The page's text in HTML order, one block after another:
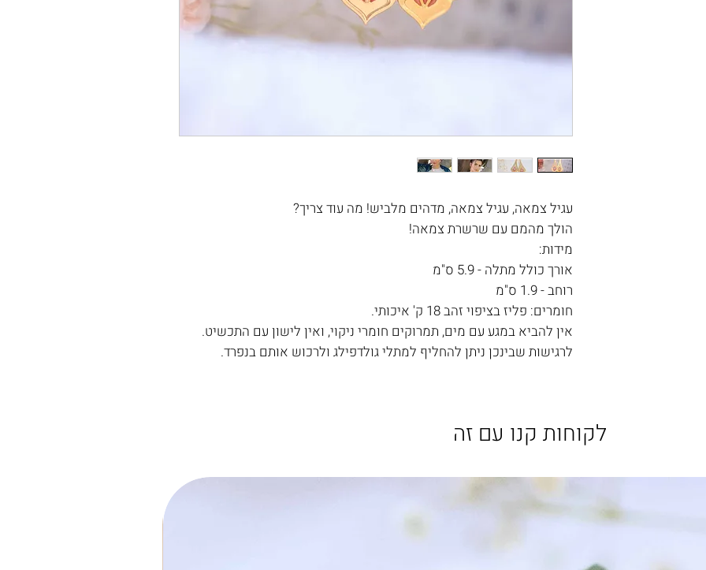
עגיל צמאה, עגיל צמאה, מדהים מלביש! מה עוד צריך?
הולך מהמם עם שרשרת צמאה!
מידות:
אורך כולל מתלה - 5.9 ס"מ
רוחב - 1.9 ס"מ
חומרים: פליז בציפוי זהב 18 ק' איכותי.
אין להביא במגע עם מים, תמרוקים חומרי ניקוי, ואין לישון עם התכשיט.
לרגישות שבינכן ניתן להחליף למתלי גולדפילג ולרכוש אותם בנפרד.
לקוחות קנו עם זה